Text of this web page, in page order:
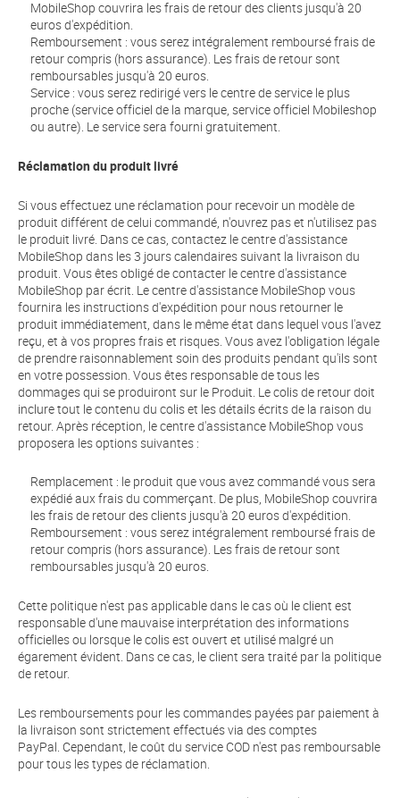
MobileShop couvrira les frais de retour des clients jusqu'à 20
euros d'expédition.
Remboursement : vous serez intégralement remboursé frais de
retour compris (hors assurance). Les frais de retour sont
remboursables jusqu'à 20 euros.
Service : vous serez redirigé vers le centre de service le plus
proche (service officiel de la marque, service officiel Mobileshop
ou autre). Le service sera fourni gratuitement.
Réclamation du produit livré
Si vous effectuez une réclamation pour recevoir un modèle de
produit différent de celui commandé, n'ouvrez pas et n'utilisez pas
le produit livré. Dans ce cas, contactez le centre d'assistance
MobileShop dans les 3 jours calendaires suivant la livraison du
produit. Vous êtes obligé de contacter le centre d'assistance
MobileShop par écrit. Le centre d'assistance MobileShop vous
fournira les instructions d'expédition pour nous retourner le
produit immédiatement, dans le même état dans lequel vous l'avez
reçu, et à vos propres frais et risques. Vous avez l'obligation légale
de prendre raisonnablement soin des produits pendant qu'ils sont
en votre possession. Vous êtes responsable de tous les
dommages qui se produiront sur le Produit. Le colis de retour doit
inclure tout le contenu du colis et les détails écrits de la raison du
retour. Après réception, le centre d'assistance MobileShop vous
proposera les options suivantes :
Remplacement : le produit que vous avez commandé vous sera
expédié aux frais du commerçant. De plus, MobileShop couvrira
les frais de retour des clients jusqu'à 20 euros d'expédition.
Remboursement : vous serez intégralement remboursé frais de
retour compris (hors assurance). Les frais de retour sont
remboursables jusqu'à 20 euros.
Cette politique n'est pas applicable dans le cas où le client est
responsable d'une mauvaise interprétation des informations
officielles ou lorsque le colis est ouvert et utilisé malgré un
égarement évident. Dans ce cas, le client sera traité par la politique
de retour.
Les remboursements pour les commandes payées par paiement à
la livraison sont strictement effectués via des comptes
PayPal. Cependant, le coût du service COD n'est pas remboursable
pour tous les types de réclamation.